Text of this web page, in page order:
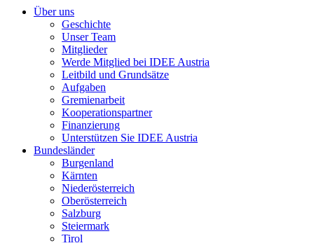
Über uns
Geschichte
Unser Team
Mitglieder
Werde Mitglied bei IDEE Austria
Leitbild und Grundsätze
Aufgaben
Gremienarbeit
Kooperationspartner
Finanzierung
Unterstützen Sie IDEE Austria
Bundesländer
Burgenland
Kärnten
Niederösterreich
Oberösterreich
Salzburg
Steiermark
Tirol